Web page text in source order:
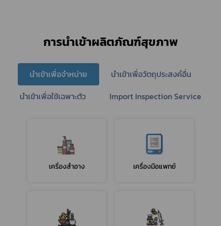
การนำเข้าผลิตภัณฑ์สุขภาพ
นำเข้าเพื่อจำหน่าย
นำเข้าเพื่อวัตถุประสงค์อื่น
นำเข้าเพื่อใช้เฉพาะตัว
Import Inspection Service
เครื่องสำอาง เครื่องมือแพทย์